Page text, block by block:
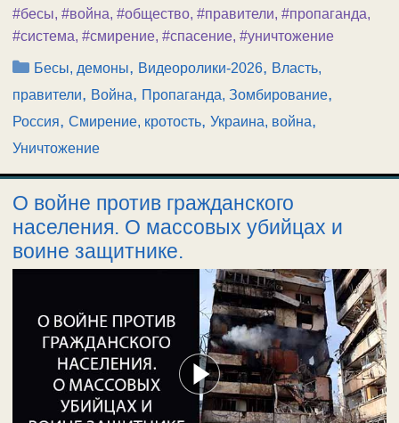
#бесы, #война, #общество, #правители, #пропаганда,
#система, #смирение, #спасение, #уничтожение
Рубрики
Бесы, демоны, Видеоролики-2026, Власть,
правители, Война, Пропаганда, Зомбирование,
Россия, Смирение, кротость, Украина, война,
Уничтожение
О войне против гражданского
населения. О массовых убийцах и
воине защитнике.